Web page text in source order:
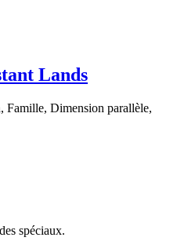
Lands
Famille, Dimension parallèle,
spéciaux.